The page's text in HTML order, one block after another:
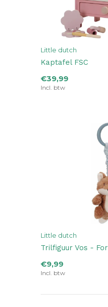
Little dutch
Kaptafel FSC
€39,99
Incl. btw
Little dutch
Trilfiguur Vos -
€9,99
Incl. btw